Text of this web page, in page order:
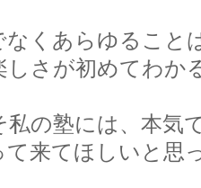
くあらゆることは
さが初めてわか
の塾には、 本気
来てほしいと思